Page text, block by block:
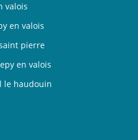
valois
en valois
pierre
en valois
le haudouin